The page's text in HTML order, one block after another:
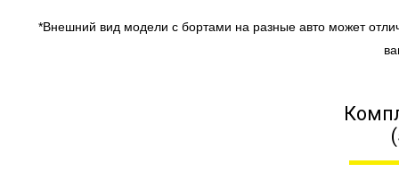
*Внешний вид модели с бортами на разные авто может